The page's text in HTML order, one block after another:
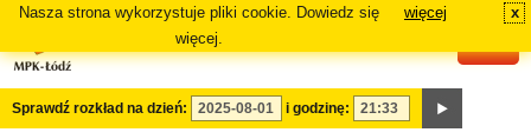
Nasza strona wykorzystuje pliki cookie. Dowiedz się
więcej.
więcej x
Sprawdź rozkład na dzień: i godzinę: